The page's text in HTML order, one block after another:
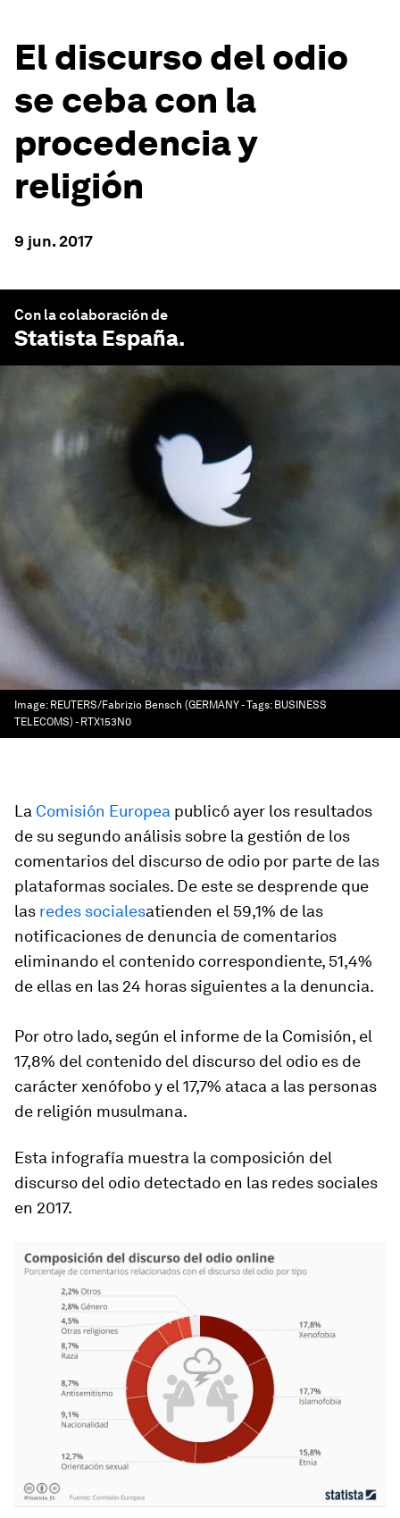
El discurso del odio
se ceba con la
procedencia y
religión
9 jun. 2017
Con la colaboración de
Statista España.
Image: REUTERS/Fabrizio Bensch (GERMANY - Tags: BUSINESS
TELECOMS) - RTX153N0
La Comisión Europea publicó ayer los resultados
de su segundo análisis sobre la gestión de los
comentarios del discurso de odio por parte de las
plataformas sociales. De este se desprende que
las redes socialesatienden el 59,1% de las
notificaciones de denuncia de comentarios
eliminando el contenido correspondiente, 51,4%
de ellas en las 24 horas siguientes a la denuncia.
Por otro lado, según el informe de la Comisión, el
17,8% del contenido del discurso del odio es de
carácter xenófobo y el 17,7% ataca a las personas
de religión musulmana.
Esta infografía muestra la composición del
discurso del odio detectado en las redes sociales
en 2017.